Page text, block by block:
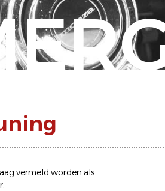
vermeld worden als
.